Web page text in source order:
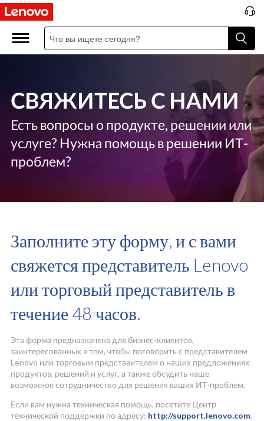
С
я
ь
м
СВЯЖИТЕСЬ С НАМИ
Есть вопросы о продукте, решении или
услуге? Нужна помощь в решении ИТ-
проблем?
Заполните эту форму, и с вами
свяжется представитель Lenovo
или торговый представитель в
течение 48 часов.
Эта форма предназначена для бизнес-клиентов,
заинтересованных в том, чтобы поговорить с представителем
Lenovo или торговым представителем о наших предложениях
продуктов, решений и услуг, а также обсудить наше
возможное сотрудничество для решения ваших ИТ-проблем.
Если вам нужна техническая помощь, посетите Центр
технической поддержки по адресу: http://support.lenovo.com.